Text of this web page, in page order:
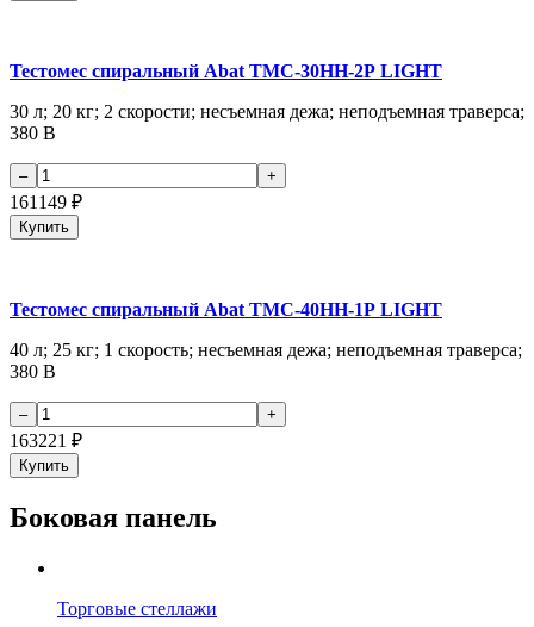
Тестомес спиральный Abat ТМС-30НН-2Р LIGHT
30 л; 20 кг; 2 скорости; несъемная дежа; неподъемная траверса;
380 В
161149 ₽
Купить
Тестомес спиральный Abat ТМС-40НН-1Р LIGHT
40 л; 25 кг; 1 скорость; несъемная дежа; неподъемная траверса;
380 В
163221 ₽
Купить
Боковая панель
Торговые стеллажи